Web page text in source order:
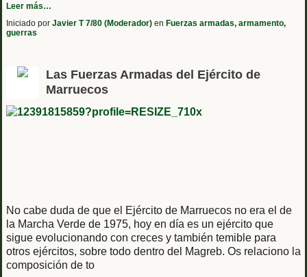
Leer más…
Iniciado por Javier T 7/80 (Moderador) en Fuerzas armadas, armamento,
guerras
Las Fuerzas Armadas del Ejército de
Marruecos
No cabe duda de que el Ejército de Marruecos no era el de
la Marcha Verde de 1975, hoy en día es un ejército que
sigue evolucionando con creces y también temible para
otros ejércitos, sobre todo dentro del Magreb. Os relaciono la
composición de to